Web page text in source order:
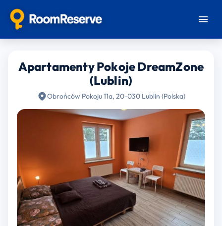
Apartamenty Pokoje DreamZone
(Lublin)
Obrońców Pokoju 11a, 20-030 Lublin (Polska)